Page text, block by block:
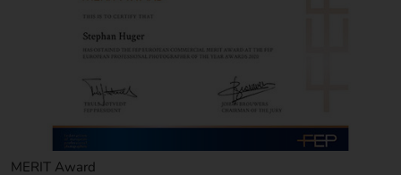
MERIT Award